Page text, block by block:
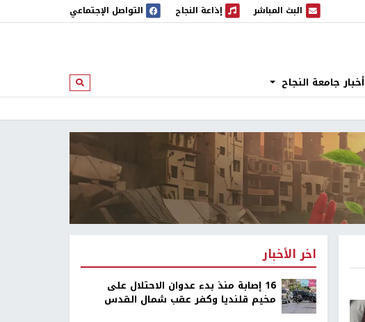
البث المباشر
البث المباشر إذاعة النجاح
إذاعة النجاح التواصل الإجتماعي
أخبار جامعة النجاح ابحث
اخر الأخبار
16 إصابة منذ بدء عدوان الاحتلال على
مخيم قلنديا وكفر عقب شمال القدس